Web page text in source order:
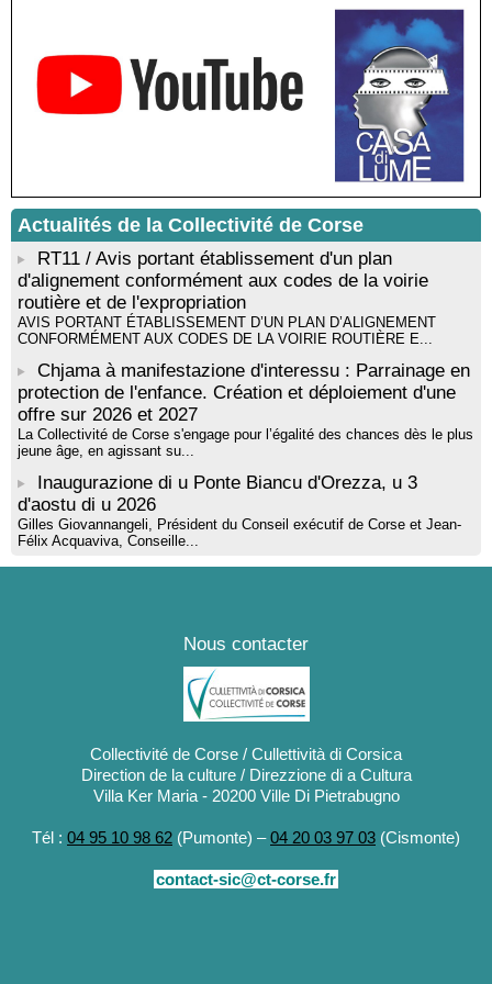
Sardegna - Mediateca di castagniccia Mare è monti - I Fulelli
Résidence d’écriture et de recherche de l’écrivaine Cécilia
Castelli - Institut Mémoires de l'Edition Contemporaine - Caen /
Médiathèque de Castagniccia Mare et Monti - I Fulelli
Rencontre / dédicace avec Lucrèce Luciani autour de son
livre « La ballade du pendu du Niolu» - Mediateca territuriale di
Mise en musique d’un livre jeunesse par Annik Meschinet,
musicienne pédagogue : Ateliers d’expression sonore, vocale,
rythmique et corporelle - Mediateca territuriale di Santa Lucia di
Tallà
! Événement reporté ! Cycle de conférences peinture animé
par Alexandre Dominati - Mediateca territuriale di Santa Lucia di
Tallà
Actualités de la Collectivité de Corse
RT11 / Avis portant établissement d'un plan
d'alignement conformément aux codes de la voirie
routière et de l'expropriation
AVIS PORTANT ÉTABLISSEMENT D’UN PLAN D’ALIGNEMENT
CONFORMÉMENT AUX CODES DE LA VOIRIE ROUTIÈRE E...
Chjama à manifestazione d'interessu : Parrainage en
protection de l'enfance. Création et déploiement d'une
offre sur 2026 et 2027
La Collectivité de Corse s'engage pour l’égalité des chances dès le plus
jeune âge, en agissant su...
Inaugurazione di u Ponte Biancu d'Orezza, u 3
d'aostu di u 2026
Gilles Giovannangeli, Président du Conseil exécutif de Corse et Jean-
Félix Acquaviva, Conseille...
Nous contacter
Collectivité de Corse / Cullettività di Corsica
Direction de la culture / Direzzione di a Cultura
Villa Ker Maria - 20200 Ville Di Pietrabugno
Tél : 04 95 10 98 62 (Pumonte) –04 20 03 97 03 (Cismonte)
contact-sic@ct-corse.fr